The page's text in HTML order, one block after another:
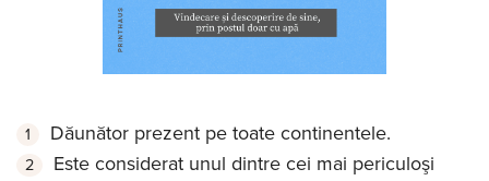
Dăunător prezent pe toate continentele.
Este considerat unul dintre cei mai periculoşi